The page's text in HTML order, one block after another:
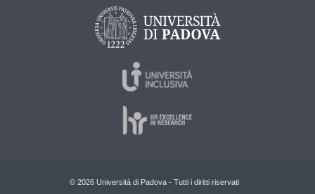
© 2026 Università di Padova - Tutti i diritti riservati